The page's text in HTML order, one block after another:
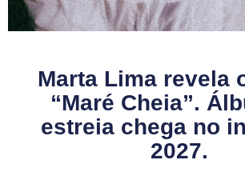
Marta Lima revela
“Maré Cheia”.
estreia chega no
2027.